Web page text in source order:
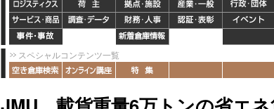
スペシャルコンテンツ一覧